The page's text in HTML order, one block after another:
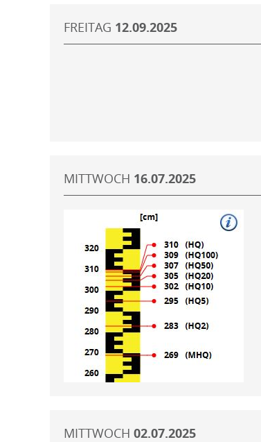
FREITAG 12.09.2025
MITTWOCH 16.07.2025
MITTWOCH 02.07.2025